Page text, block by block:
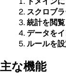
スクロブ
統計を閲覧
データを
ルールを
主な機能